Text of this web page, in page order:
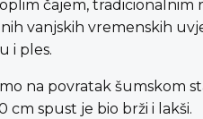
čajem,
vanjskih vremenskih
i ples.
na povratak šumskom
cm spust je bio brži i lakši.